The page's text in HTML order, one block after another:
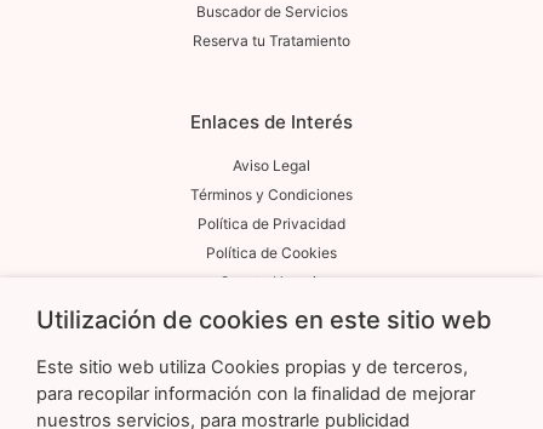
Buscador de Servicios
Reserva tu Tratamiento
Enlaces de Interés
Aviso Legal
Términos y Condiciones
Política de Privacidad
Política de Cookies
Cuenta Usuario
Contacto
Calle Duque de Sesto, 50. Local 3 Madrid 28009
Utilización de cookies en este sitio web
Este sitio web utiliza Cookies propias y de terceros,
para recopilar información con la finalidad de mejorar
nuestros servicios, para mostrarle publicidad